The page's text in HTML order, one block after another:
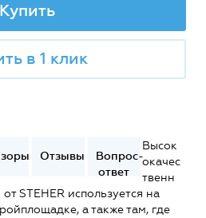
Купить
в 1 клик
Отзывы
Вопрос-
ответ
Высок
окачес
твенн
STEHER используется на
а также там, где